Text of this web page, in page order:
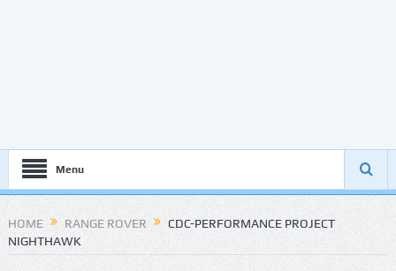
Menu
HOME RANGE ROVER
CDC-PERFORMANCE PROJECT
NIGHTHAWK